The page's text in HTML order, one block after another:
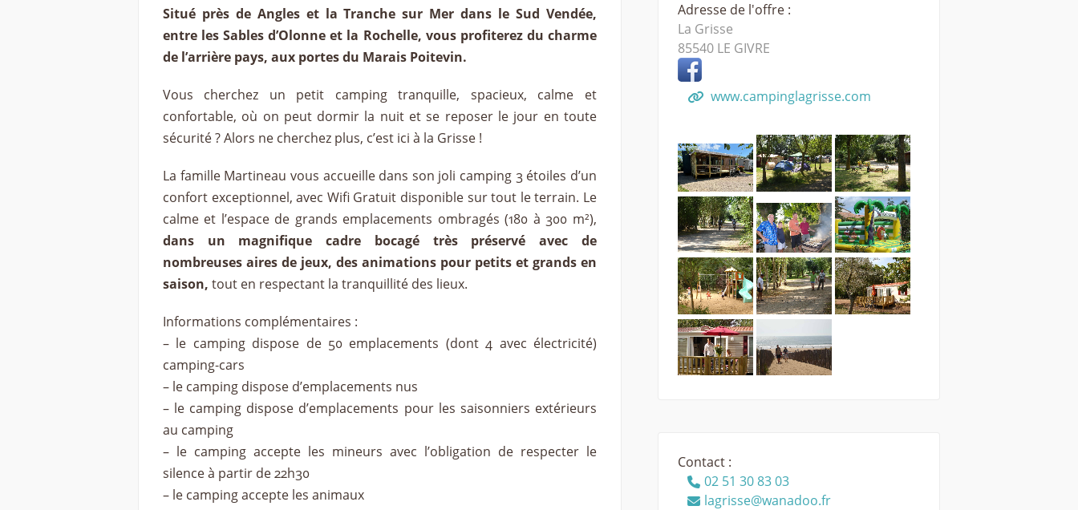
Situé près de Angles et la Tranche sur Mer dans le Sud Vendée,
entre les Sables d’Olonne et la Rochelle, vous profiterez du charme
de l’arrière pays, aux portes du Marais Poitevin.
Vous cherchez un petit camping tranquille, spacieux, calme et
confortable, où on peut dormir la nuit et se reposer le jour en toute
sécurité ? Alors ne cherchez plus, c’est ici à la Grisse !
La famille Martineau vous accueille dans son joli camping 3 étoiles d’un
confort exceptionnel, avec Wifi Gratuit disponible sur tout le terrain. Le
calme et l’espace de grands emplacements ombragés (180 à 300 m²),
dans un magnifique cadre bocagé très préservé avec de
nombreuses aires de jeux, des animations pour petits et grands en
saison, tout en respectant la tranquillité des lieux.
Informations complémentaires :
– le camping dispose de 50 emplacements (dont 4 avec électricité)
camping-cars
– le camping dispose d’emplacements nus
– le camping dispose d’emplacements pour les saisonniers extérieurs
au camping
– le camping accepte les mineurs avec l’obligation de respecter le
silence à partir de 22h30
– le camping accepte les animaux
Adresse de l'offre :
La Grisse
85540 LE GIVRE
www.campinglagrisse.com
Contact :
02 51 30 83 03
lagrisse@wanadoo.fr